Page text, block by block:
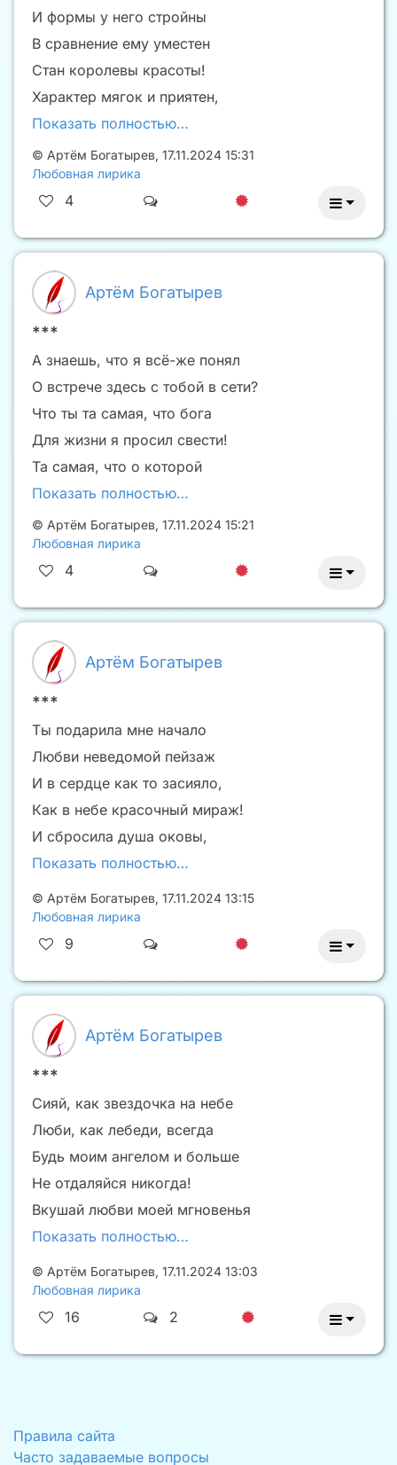
И формы у него стройны
В сравнение ему уместен
Стан королевы красоты!
Характер мягок и приятен,
Показать полностью…
© Артём Богатырев, 17.11.2024 15:31
Любовная лирика
4
Артём Богатырев
***
А знаешь, что я всё-же понял
О встрече здесь с тобой в сети?
Что ты та самая, что бога
Для жизни я просил свести!
Та самая, что о которой
Показать полностью…
© Артём Богатырев, 17.11.2024 15:21
Любовная лирика
4
Артём Богатырев
***
Ты подарила мне начало
Любви неведомой пейзаж
И в сердце как то засияло,
Как в небе красочный мираж!
И сбросила душа оковы,
Показать полностью…
© Артём Богатырев, 17.11.2024 13:15
Любовная лирика
9
Артём Богатырев
***
Сияй, как звездочка на небе
Люби, как лебеди, всегда
Будь моим ангелом и больше
Не отдаляйся никогда!
Вкушай любви моей мгновенья
Показать полностью…
© Артём Богатырев, 17.11.2024 13:03
Любовная лирика
16 2
Правила сайта
Часто задаваемые вопросы